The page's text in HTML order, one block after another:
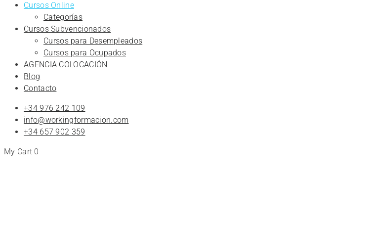
Cursos Online
Categorías
Cursos Subvencionados
Cursos para Desempleados
Cursos para Ocupados
AGENCIA COLOCACIÓN
Blog
Contacto
+34 976 242 109
info@workingformacion.com
+34 657 902 359
My Cart 0